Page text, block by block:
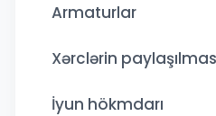
Armaturlar
Xərclərin
İyun hökmdarı